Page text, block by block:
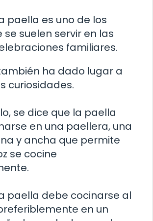
paella es uno de los
se suelen servir en las
familiares.
ha dado lugar a
curiosidades.
se dice que la paella
en una paellera, una
y ancha que permite
se cocine
paella debe cocinarse al
en un